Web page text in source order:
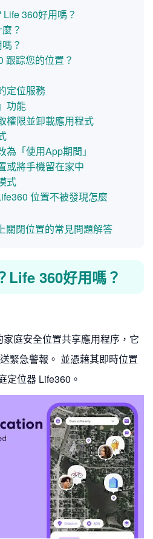
360好用嗎？
？
？
跟踪您的位置？
定位服務
功能
權限並卸載應用程式
為「使用App期間」
或將手機留在家中
式
位置不被發現怎麼
關閉位置的常見問題解答
Life 360好用嗎？
庭安全位置共享應用程序，它
緊急警報。 並憑藉其即時位置
定位器 Life360。